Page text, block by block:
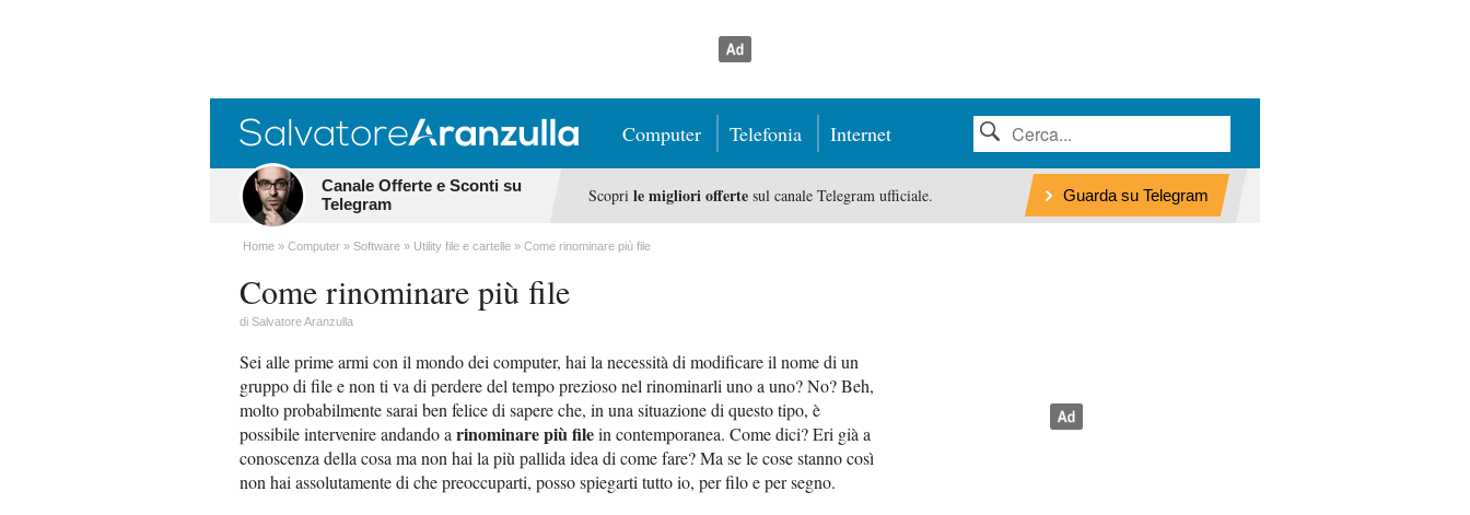
Computer Telefonia Internet
Canale Offerte e Sconti su
Telegram
Scopri le migliori offertesul canale Telegram ufficiale. Guarda su Telegram
Home Computer Software Utility file e cartelle Come rinominare più file
Come rinominare più file
di Salvatore Aranzulla
Sei alle prime armi con il mondo dei computer, hai la necessità di modificare il nome di un
gruppo di file e non ti va di perdere del tempo prezioso nel rinominarli uno a uno? No? Beh,
molto probabilmente sarai ben felice di sapere che, in una situazione di questo tipo, è
possibile intervenire andando a rinominare più filein contemporanea. Come dici? Eri già a
conoscenza della cosa ma non hai la più pallida idea di come fare? Ma se le cose stanno così
non hai assolutamente di che preoccuparti, posso spiegarti tutto io, per filo e per segno.